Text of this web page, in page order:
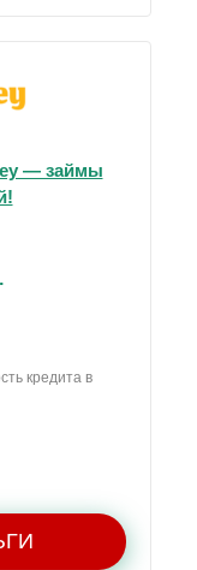
— займы
кредита в